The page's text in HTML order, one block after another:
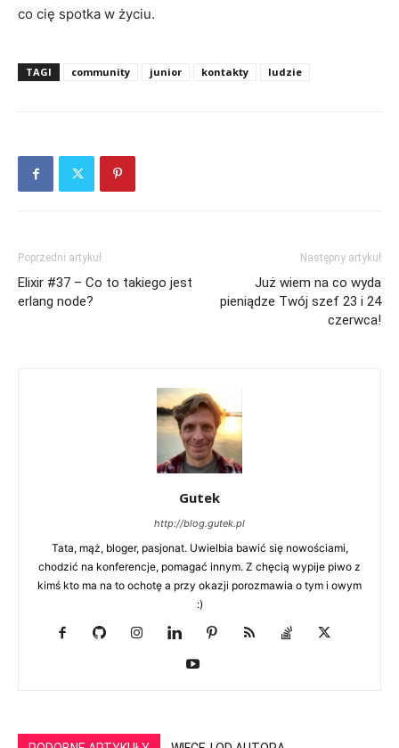
co cię spotka w życiu.
TAGI community junior kontakty ludzie
Poprzedni artykuł
Elixir #37 – Co to takiego jest
erlang node?
Następny artykuł
Już wiem na co wyda
pieniądze Twój szef 23 i 24
czerwca!
Gutek
http://blog.gutek.pl
Tata, mąż, bloger, pasjonat. Uwielbia bawić się nowościami,
chodzić na konferencje, pomagać innym. Z chęcią wypije piwo z
kimś kto ma na to ochotę a przy okazji porozmawia o tym i owym
:)